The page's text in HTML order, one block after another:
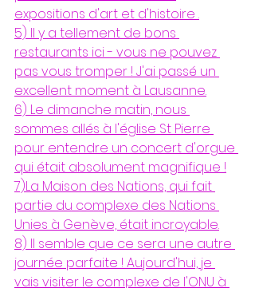
expositions d'art et d'histoire .
5) Il y a tellement de bons
restaurants ici - vous ne pouvez
pas vous tromper ! J'ai passé un
excellent moment à Lausanne.
6) Le dimanche matin, nous
sommes allés à l'église St Pierre
pour entendre un concert d'orgue
qui était absolument magnifique !
7)La Maison des Nations, qui fait
partie du complexe des Nations
Unies à Genève, était incroyable.
8) Il semble que ce sera une autre
journée parfaite ! Aujourd'hui, je
vais visiter le complexe de l'ONU à